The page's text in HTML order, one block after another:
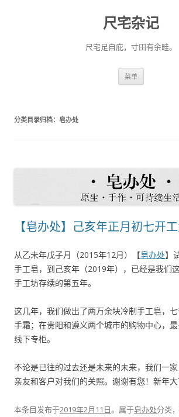
尺宅杂记
尺宅足自庇，寸田有余畦。
菜单
分类目录归档： 皂办处
【皂办处】己亥年正月初七开
从乙未年戊子月（2015年12月）【皂办处】
手工皂，到己亥年（2019年），已经是我们
手工坊存续的第五年。
这几年，我们做出了两万余块冷制手工皂，
手霜；在贵阳和遵义两个城市的购物中心，
线下专柜。
不论是已往的过去还是未来的未来，我们一
亲友和客户对我们的关照。谢谢有您！新年大
本条目发布于2019年2月11日。属于皂办处分类